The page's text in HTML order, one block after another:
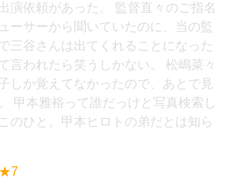
演依頼があった。 監督直々のご指名
ーサーから聞いていたのに、当の監
三谷さんは出てくれることになった
言われたら笑うしかない。 松嶋菜々
しか覚えてなかったので、あとで見
甲本雅裕って誰だっけと写真検索し
のひと。甲本ヒロトの弟だとは知ら
★7